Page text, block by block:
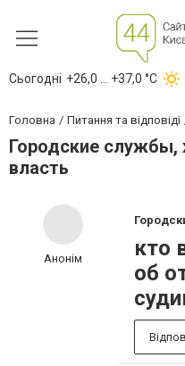
Сьогодні +26,0 ... +37,0 °С
Головна Питання та відповіді
Городские службы,
власть
Анонім
кто
об